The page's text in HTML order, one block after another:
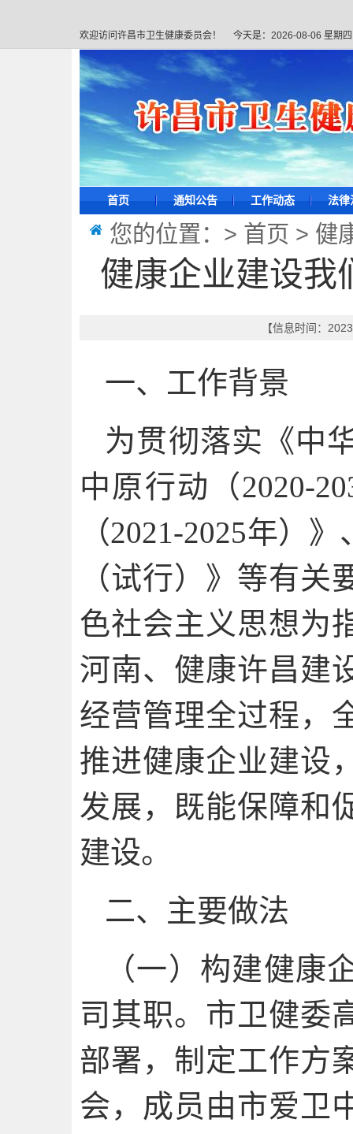
欢迎访问许昌市卫生健康委员会！ 今天是： 2026-08-06 星期四
首页 通知公告 工作动态 法律
您的位置：> 首页 > 健
健康企业建设
【信息时间：
一、工作背景
为贯彻落实《中
中原行动（2020-
（2021-2025年）
（试行）》等有
色社会主义思想为
河南、健康许昌建
经营管理全过程，
推进健康企业建设
发展，既能保障和
建设。
二、主要做法
（一）构建健康
司其职。市卫健委
部署，制定工作方
会，成员由市爱卫